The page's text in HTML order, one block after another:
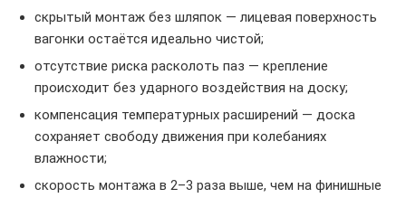
скрытый монтаж без шляпок — лицевая поверхность
вагонки остаётся идеально чистой;
отсутствие риска расколоть паз — крепление
происходит без ударного воздействия на доску;
компенсация температурных расширений — доска
сохраняет свободу движения при колебаниях
влажности;
скорость монтажа в 2–3 раза выше, чем на финишные